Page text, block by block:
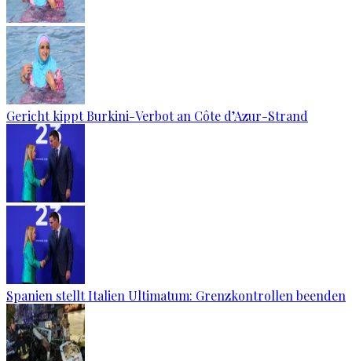
Gericht kippt Burkini-Verbot an Côte d’Azur-Strand
Spanien stellt Italien Ultimatum: Grenzkontrollen beenden